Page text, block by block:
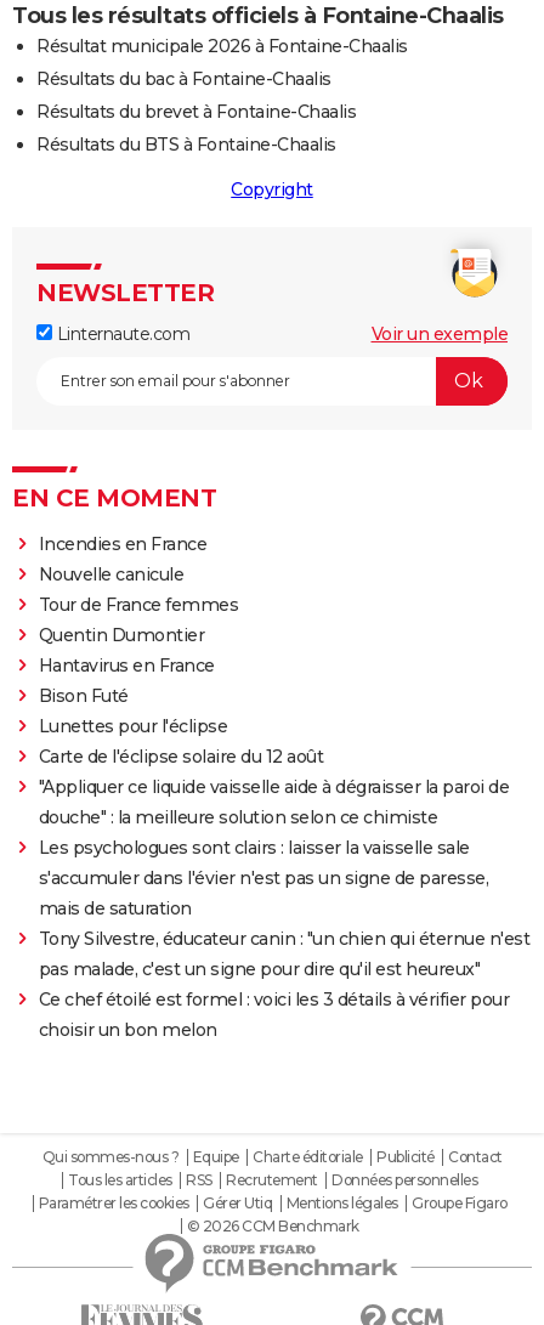
Tous les résultats officiels à Fontaine-Chaalis
Résultat municipale 2026 à Fontaine-Chaalis
Résultats du bac à Fontaine-Chaalis
Résultats du brevet à Fontaine-Chaalis
Résultats du BTS à Fontaine-Chaalis
Copyright
NEWSLETTER
Linternaute.com Voir un exemple
EN CE MOMENT
Incendies en France
Nouvelle canicule
Tour de France femmes
Quentin Dumontier
Hantavirus en France
Bison Futé
Lunettes pour l'éclipse
Carte de l'éclipse solaire du 12 août
"Appliquer ce liquide vaisselle aide à dégraisser la paroi de
douche" : la meilleure solution selon ce chimiste
Les psychologues sont clairs : laisser la vaisselle sale
s'accumuler dans l'évier n'est pas un signe de paresse,
mais de saturation
Tony Silvestre, éducateur canin : "un chien qui éternue n'est
pas malade, c'est un signe pour dire qu'il est heureux"
Ce chef étoilé est formel : voici les 3 détails à vérifier pour
choisir un bon melon
Qui sommes-nous ? Equipe Charte éditoriale Publicité
Contact
Tous les articles
RSS Recrutement
Données personnelles
Paramétrer les cookies
Gérer Utiq Mentions légales
Groupe Figaro
© 2026 CCM Benchmark